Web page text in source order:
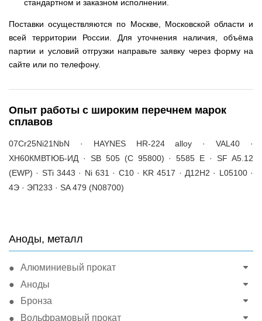
Аноды, металл
Алюминиевый прокат
Аноды
Бронза
Вольфрамовый прокат
стандартном и заказном исполнении.
Поставки осуществляются по Москве, Московской области и
всей территории России. Для уточнения наличия, объёма
партии и условий отгрузки направьте заявку через форму на
сайте или по телефону.
Опыт работы с широким перечнем марок
сплавов
07Cr25Ni21NbN · HAYNES HR-224 alloy · VAL40 ·
ХН60КМВТЮБ-ИД · SB 505 (C 95800) · 5585 E · SF A5.12
(EWP) · STi 3443 · Ni 631 · C10 · KR 4517 · Д12Н2 · L05100 ·
4Э · ЭП233 · SA 479 (N08700)